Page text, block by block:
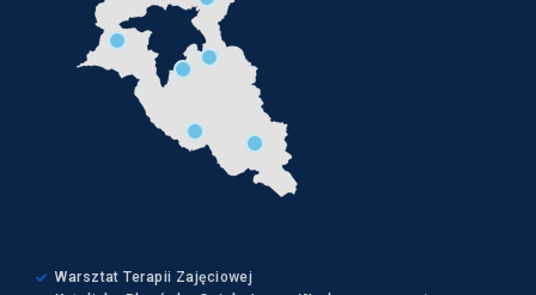
Warsztat Terapii Zajęciowej